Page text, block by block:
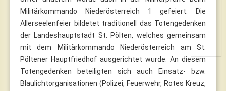
Militärkommando Niederösterreich 1 gefeiert. Die
Allerseelenfeier bildetet traditionell das Totengedenken
der Landeshauptstadt St. Pölten, welches gemeinsam
mit dem Militärkommando Niederösterreich am St.
Pöltener Hauptfriedhof ausgerichtet wurde. An diesem
Totengedenken beteiligten sich auch Einsatz- bzw.
Blaulichtorganisationen (Polizei, Feuerwehr, Rotes Kreuz,